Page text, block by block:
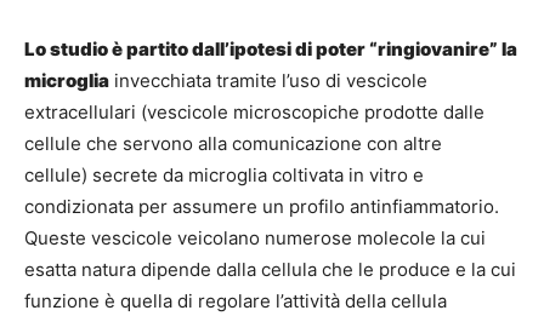
Lo studio è partito dall’ipotesi di poter “ringiovanire” la
microglia invecchiata tramite l’uso di vescicole
extracellulari (vescicole microscopiche prodotte dalle
cellule che servono alla comunicazione con altre
cellule) secrete da microglia coltivata in vitro e
condizionata per assumere un profilo antinfiammatorio.
Queste vescicole veicolano numerose molecole la cui
esatta natura dipende dalla cellula che le produce e la cui
funzione è quella di regolare l’attività della cellula